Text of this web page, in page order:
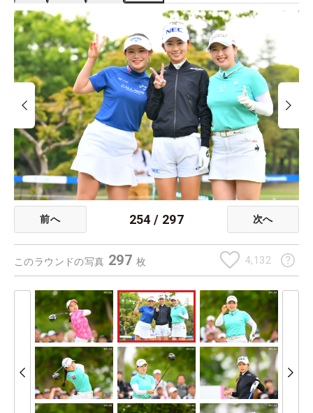
前へ 254 / 297 次へ
このラウンドの写真 297 枚 4,132